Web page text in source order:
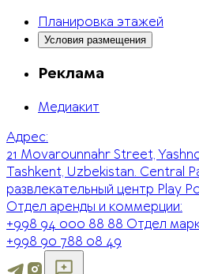
Планировка этажей
Условия размещения
Реклама
Медиакит
Адрес:
21 Movarounnahr Street,
Tashkent, Uzbekistan. Central
развлекательный центр Play
Отдел аренды и коммерции:
+998 94 000 88 88 Отдел
+998 90 788 08 49